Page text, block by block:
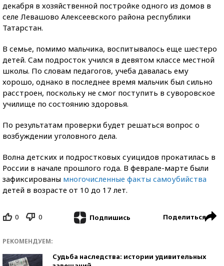
декабря в хозяйственной постройке одного из домов в
селе Левашово Алексеевского района республики
Татарстан.
В семье, помимо мальчика, воспитывалось еще шестеро
детей. Сам подросток учился в девятом классе местной
школы. По словам педагогов, учеба давалась ему
хорошо, однако в последнее время мальчик был сильно
расстроен, поскольку не смог поступить в суворовское
училище по состоянию здоровья.
По результатам проверки будет решаться вопрос о
возбуждении уголовного дела.
Волна детских и подростковых суицидов прокатилась в
России в начале прошлого года. В феврале-марте были
зафиксированы многочисленные факты самоубийства
детей в возрасте от 10 до 17 лет.
0 0 Подпишись Поделиться
РЕКОМЕНДУЕМ:
Судьба наследства: истории удивительных